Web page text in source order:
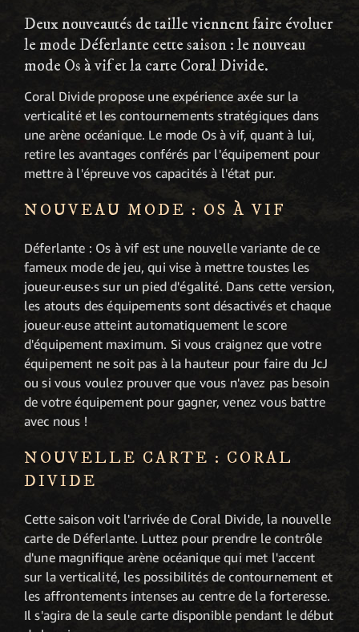
Deux nouveautés de taille viennent faire évoluer
le mode Déferlante cette saison : le nouveau
mode Os à vif et la carte Coral Divide.
Coral Divide propose une expérience axée sur la
verticalité et les contournements stratégiques dans
une arène océanique. Le mode Os à vif, quant à lui,
retire les avantages conférés par l'équipement pour
mettre à l'épreuve vos capacités à l'état pur.
NOUVEAU MODE : OS À VIF
Déferlante : Os à vif est une nouvelle variante de ce
fameux mode de jeu, qui vise à mettre toustes les
joueur·euse·s sur un pied d'égalité. Dans cette version,
les atouts des équipements sont désactivés et chaque
joueur·euse atteint automatiquement le score
d'équipement maximum. Si vous craignez que votre
équipement ne soit pas à la hauteur pour faire du JcJ
ou si vous voulez prouver que vous n'avez pas besoin
de votre équipement pour gagner, venez vous battre
avec nous !
NOUVELLE CARTE : CORAL
DIVIDE
Cette saison voit l'arrivée de Coral Divide, la nouvelle
carte de Déferlante. Luttez pour prendre le contrôle
d'une magnifique arène océanique qui met l'accent
sur la verticalité, les possibilités de contournement et
les affrontements intenses au centre de la forteresse.
Il s'agira de la seule carte disponible pendant le début